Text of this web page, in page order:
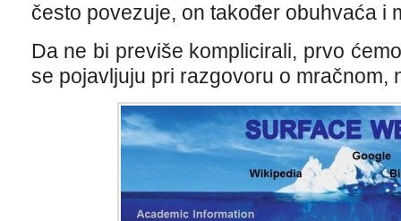
često povezuje, on također obuhvaća i
Da ne bi previše komplicirali, prvo
se pojavljuju pri razgovoru o mračnom,